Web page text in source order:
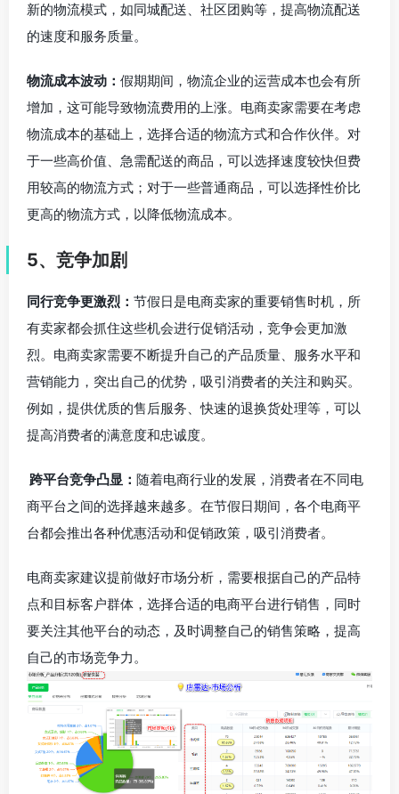
新的物流模式，如同城配送、社区团购等，提高物流配送
的速度和服务质量。
物流成本波动： 假期期间，物流企业的运营成本也会有所
增加，这可能导致物流费用的上涨。电商卖家需要在考虑
物流成本的基础上，选择合适的物流方式和合作伙伴。对
于一些高价值、急需配送的商品，可以选择速度较快但费
用较高的物流方式；对于一些普通商品，可以选择性价比
更高的物流方式，以降低物流成本。
5、竞争加剧
同行竞争更激烈： 节假日是电商卖家的重要销售时机，所
有卖家都会抓住这些机会进行促销活动，竞争会更加激
烈。电商卖家需要不断提升自己的产品质量、服务水平和
营销能力，突出自己的优势，吸引消费者的关注和购买。
例如，提供优质的售后服务、快速的退换货处理等，可以
提高消费者的满意度和忠诚度。
跨平台竞争凸显： 随着电商行业的发展，消费者在不同电
商平台之间的选择越来越多。在节假日期间，各个电商平
台都会推出各种优惠活动和促销政策，吸引消费者。
电商卖家建议提前做好市场分析，需要根据自己的产品特
点和目标客户群体，选择合适的电商平台进行销售，同时
要关注其他平台的动态，及时调整自己的销售策略，提高
自己的市场竞争力。